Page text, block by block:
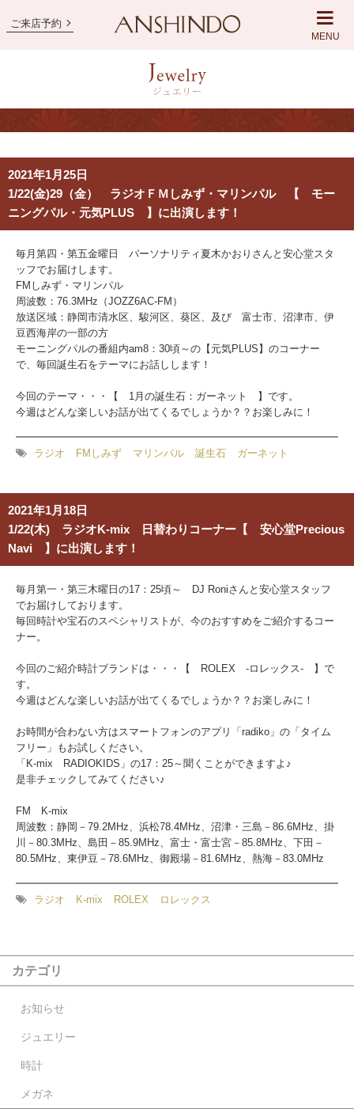
ご来店予約
MENU
2021年1月25日
1/22(金)29（金） ラジオＦＭしみず・マリンパル 【 モー
ニングパル・元気PLUS 】に出演します！
毎月第四・第五金曜日 パーソナリティ夏木かおりさんと安心堂スタ
ッフでお届けします。
FMしみず・マリンパル
周波数：76.3MHz（JOZZ6AC-FM）
放送区域：静岡市清水区、駿河区、葵区、及び 富士市、沼津市、伊
豆西海岸の一部の方
モーニングパルの番組内am8：30頃～の【元気PLUS】のコーナー
で、毎回誕生石をテーマにお話しします！
今回のテーマ・・・【 1月の誕生石：ガーネット 】です。
今週はどんな楽しいお話が出てくるでしょうか？？お楽しみに！
ラジオ FMしみず マリンパル 誕生石 ガーネット
2021年1月18日
1/22(木) ラジオK-mix 日替わりコーナー【 安心堂Precious
Navi 】に出演します！
毎月第一・第三木曜日の17：25頃～ DJ Roniさんと安心堂スタッフ
でお届けしております。
毎回時計や宝石のスペシャリストが、今のおすすめをご紹介するコー
ナー。
今回のご紹介時計ブランドは・・・【 ROLEX -ロレックス- 】で
す。
今週はどんな楽しいお話が出てくるでしょうか？？お楽しみに！
お時間が合わない方はスマートフォンのアプリ「radiko」の「タイム
フリー」もお試しください。
「K-mix RADIOKIDS」の17：25～聞くことができますよ♪
是非チェックしてみてください♪
FM K-mix
周波数：静岡－79.2MHz、浜松78.4MHz、沼津・三島－86.6MHz、掛
川－80.3MHz、島田－85.9MHz、富士・富士宮－85.8MHz、下田－
80.5MHz、東伊豆－78.6MHz、御殿場－81.6MHz、熱海－83.0MHz
ラジオ K-mix ROLEX ロレックス
カテゴリ
お知らせ
ジュエリー
時計
メガネ